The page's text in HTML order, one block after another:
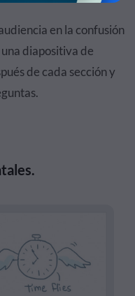
en la confusión
diapositiva de
de cada sección y